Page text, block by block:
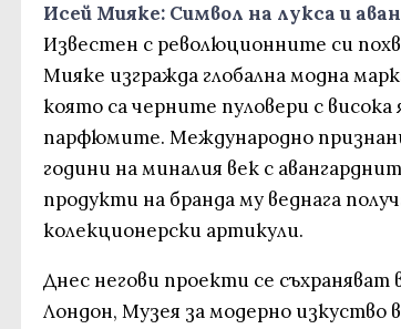
Исей Мияке: Символ на лукса и
Известен с революционните си
Мияке изгражда глобална модна
която са черните пуловери с
парфюмите. Международно
години на миналия век с
продукти на бранда му веднага
колекционерски артикули.
Днес негови проекти се
Лондон, Музея за модерно изкуство